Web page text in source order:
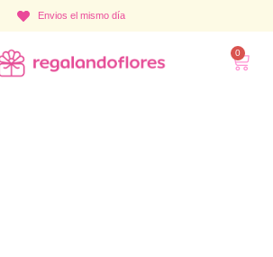
Envios el mismo día
0